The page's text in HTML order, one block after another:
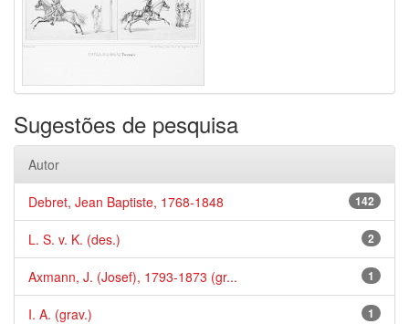
Sugestões de pesquisa
Autor
142
Debret, Jean Baptiste, 1768-1848
2
L. S. v. K. (des.)
1
Axmann, J. (Josef), 1793-1873 (gr...
1
I. A. (grav.)